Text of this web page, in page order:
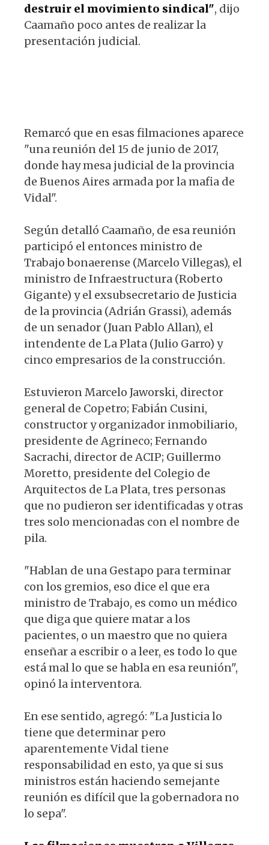
destruir el movimiento sindical", dijo
Caamaño poco antes de realizar la
presentación judicial.
Remarcó que en esas filmaciones aparece
"una reunión del 15 de junio de 2017,
donde hay mesa judicial de la provincia
de Buenos Aires armada por la mafia de
Vidal".
Según detalló Caamaño, de esa reunión
participó el entonces ministro de
Trabajo bonaerense (Marcelo Villegas), el
ministro de Infraestructura (Roberto
Gigante) y el exsubsecretario de Justicia
de la provincia (Adrián Grassi), además
de un senador (Juan Pablo Allan), el
intendente de La Plata (Julio Garro) y
cinco empresarios de la construcción.
Estuvieron Marcelo Jaworski, director
general de Copetro; Fabián Cusini,
constructor y organizador inmobiliario,
presidente de Agrineco; Fernando
Sacrachi, director de ACIP; Guillermo
Moretto, presidente del Colegio de
Arquitectos de La Plata, tres personas
que no pudieron ser identificadas y otras
tres solo mencionadas con el nombre de
pila.
"Hablan de una Gestapo para terminar
con los gremios, eso dice el que era
ministro de Trabajo, es como un médico
que diga que quiere matar a los
pacientes, o un maestro que no quiera
enseñar a escribir o a leer, es todo lo que
está mal lo que se habla en esa reunión",
opinó la interventora.
En ese sentido, agregó: "La Justicia lo
tiene que determinar pero
aparentemente Vidal tiene
responsabilidad en esto, ya que si sus
ministros están haciendo semejante
reunión es difícil que la gobernadora no
lo sepa".